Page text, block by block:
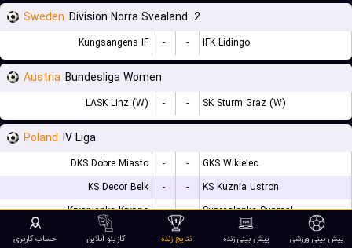
Sweden 2. Division Norra Svealand
Kungsangens IF - - IFK Lidingo
Austria Bundesliga Women
LASK Linz (W) - - SK Sturm Graz (W)
Poland IV Liga
DKS Dobre Miasto - -
GKS Wikielec
KS Decor Belk
- -
KS Kuznia Ustron
Krypnianka Krypno
- - Supraslanka Suprasl
پیش بینی ورزشی پیش بینی زنده نتایج زنده کازینو آنلاین حساب کاربری